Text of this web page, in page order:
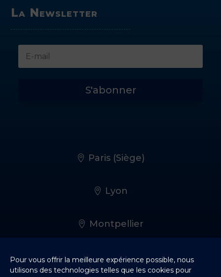
Pour vous offrir la meilleure expérience possible, nous
utilisons des technologies telles que les cookies pour
La Newsletter
S'abonner
Paris (Siège)
Lyon
Montpellier
Rennes